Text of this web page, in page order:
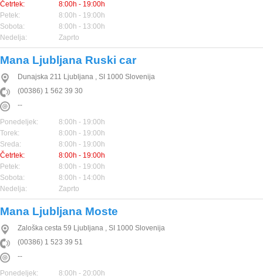
Četrtek:
8:00h - 19:00h
Petek:
8:00h - 19:00h
Sobota:
8:00h - 13:00h
Nedelja:
Zaprto
Mana Ljubljana Ruski car
Dunajska 211 Ljubljana , SI 1000 Slovenija
(00386) 1 562 39 30
--
Ponedeljek:
8:00h - 19:00h
Torek:
8:00h - 19:00h
Sreda:
8:00h - 19:00h
Četrtek:
8:00h - 19:00h
Petek:
8:00h - 19:00h
Sobota:
8:00h - 14:00h
Nedelja:
Zaprto
Mana Ljubljana Moste
Zaloška cesta 59 Ljubljana , SI 1000 Slovenija
(00386) 1 523 39 51
--
Ponedeljek:
8:00h - 20:00h